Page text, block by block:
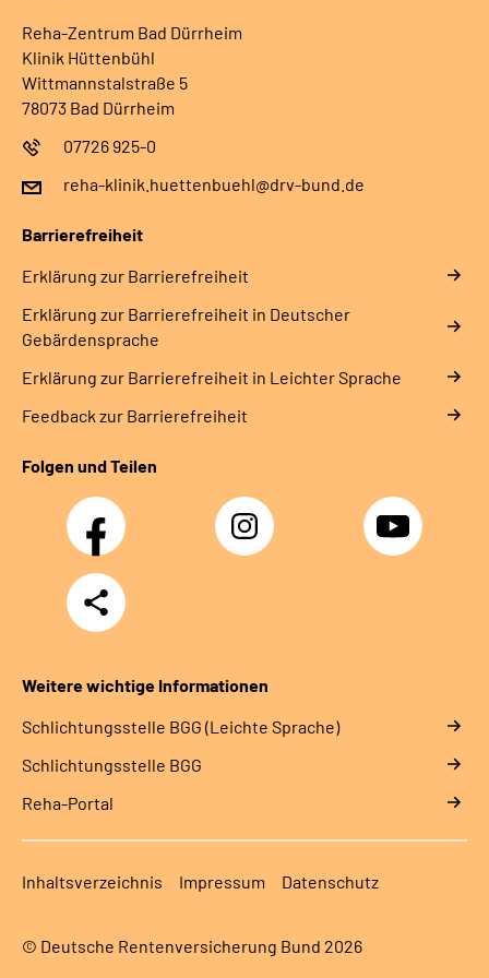
Reha-Zentrum Bad Dürrheim
Klinik Hüttenbühl
Wittmannstalstraße 5
78073 Bad Dürrheim
07726 925-0
reha-klinik.huettenbuehl@drv-bund.de
Barrierefreiheit
Erklärung zur Barrierefreiheit
Erklärung zur Barrierefreiheit in Deutscher
Gebärdensprache
Erklärung zur Barrierefreiheit in Leichter Sprache
Feedback zur Barrierefreiheit
Folgen und Teilen
Facebook Instagram YouTube
Teilen
Weitere wichtige Informationen
Schlich­tungs­stel­le BGG (Leichte Sprache)
Schlich­tungs­stel­le BGG
Reha-Portal
Inhaltsverzeichnis Impressum Datenschutz
© Deutsche Rentenversicherung Bund 2026